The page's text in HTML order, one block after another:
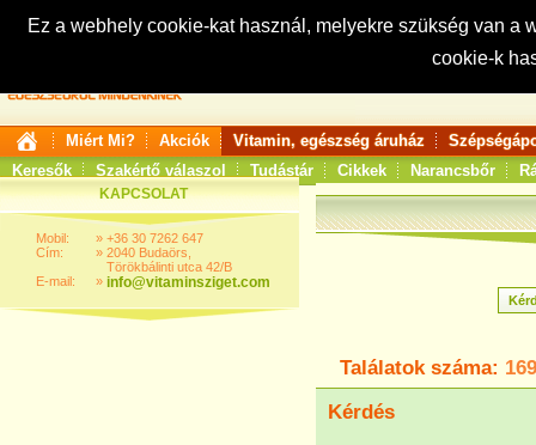
Ez a webhely cookie-kat használ, melyekre szükség van
cookie-k
Keresés:
Miért Mi? Akciók Vitamin, egészség áruház
Keresők
Szakértő válaszol Tudástár Cikkek Narancsbőr
KAPCSOLAT
Mobil:
Cím:
E-mail:
»
»
»
+36 30 7262 647
2040 Budaörs,
Törökbálinti utca 42/B
info@vitaminsziget.com
Találatok száma:
Kérdés